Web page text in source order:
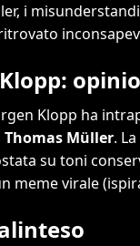
i
Klopp ha
Thomas Müller.
su toni
meme virale